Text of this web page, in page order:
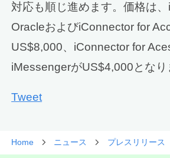
対応も順じ進めます。価格は
OracleおよびiConnector for
US$8,000、iConnector for
iMessengerがUS$4,000となり
Tweet
Home ニュース プレスリリース